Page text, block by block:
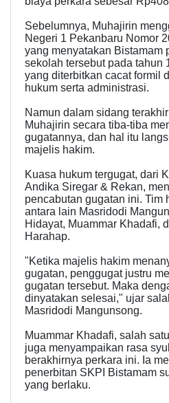
Sebelumnya, Muhajirin
Negeri 1 Pekanbaru Nomor
yang menyatakan Bistamam
sekolah tersebut pada tahun
yang diterbitkan cacat formil
hukum serta administrasi.
Namun dalam sidang
Muhajirin secara tiba-tiba
gugatannya, dan hal itu
majelis hakim.
Kuasa hukum tergugat, dari
Andika Siregar & Rekan,
pencabutan gugatan ini. Tim
antara lain Masridodi
Hidayat, Muammar Khadafi,
Harahap.
"Ketika majelis hakim
gugatan, penggugat justru
gugatan tersebut. Maka
dinyatakan selesai," ujar
Masridodi Mangunsong.
Muammar Khadafi, salah
juga menyampaikan rasa
berakhirnya perkara ini. Ia
penerbitan SKPI Bistamam
yang berlaku.